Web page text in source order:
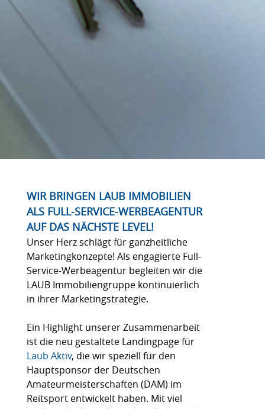
WIR BRINGEN LAUB IMMOBILIEN
ALS FULL-SERVICE-WERBEAGENTUR
AUF DAS NÄCHSTE LEVEL!
Unser Herz schlägt für ganzheitliche
Marketingkonzepte! Als engagierte Full-
Service-Werbeagentur begleiten wir die
LAUB Immobiliengruppe kontinuierlich
in ihrer Marketingstrategie.
Ein Highlight unserer Zusammenarbeit
ist die neu gestaltete Landingpage für
Laub Aktiv, die wir speziell für den
Hauptsponsor der Deutschen
Amateurmeisterschaften (DAM) im
Reitsport entwickelt haben. Mit viel